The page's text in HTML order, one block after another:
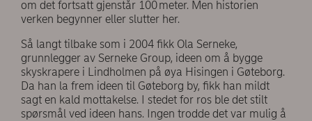
om det fortsatt gjenstår 100 meter. Men historien
verken begynner eller slutter her.
Så langt tilbake som i 2004 fikk Ola Serneke,
grunnlegger av Serneke Group, ideen om å bygge
skyskrapere i Lindholmen på øya Hisingen i Gøteborg.
Da han la frem ideen til Gøteborg by, fikk han mildt
sagt en kald mottakelse. I stedet for ros ble det stilt
spørsmål ved ideen hans. Ingen trodde det var mulig å